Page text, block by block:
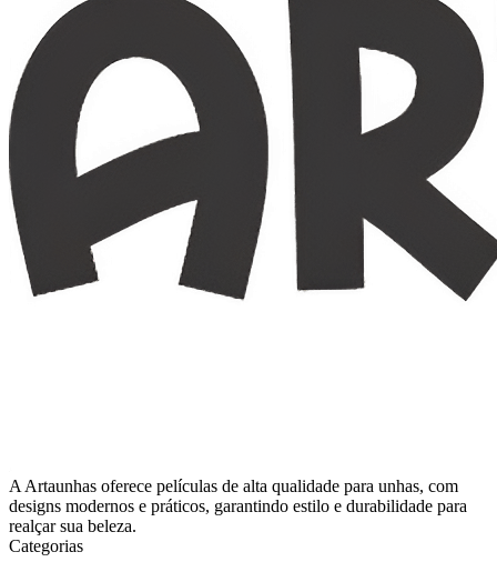
A Artaunhas oferece películas de alta qualidade para unhas, com
designs modernos e práticos, garantindo estilo e durabilidade para
realçar sua beleza.
Categorias